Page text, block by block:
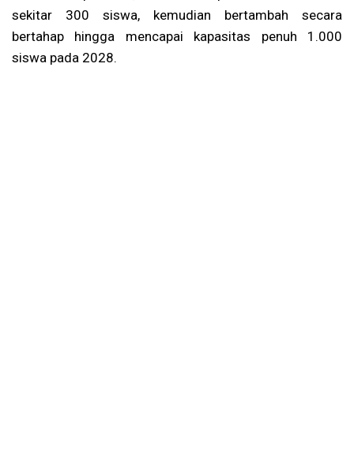
sekitar 300 siswa, kemudian bertambah secara
bertahap hingga mencapai kapasitas penuh 1.000
siswa pada 2028.